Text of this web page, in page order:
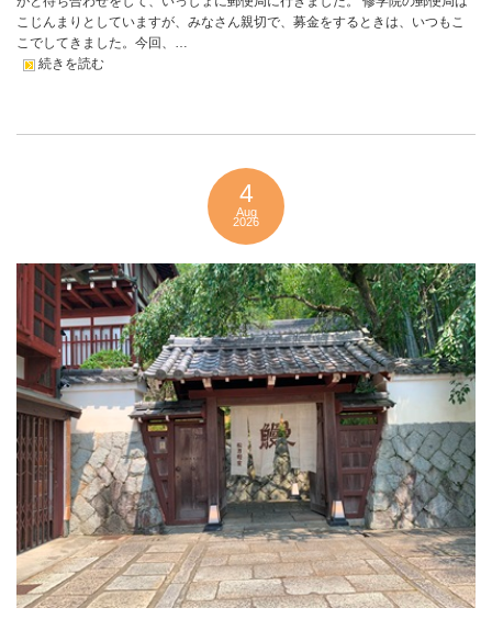
こじんまりとしていますが、みなさん親切で、募金をするときは、いつもこ
こでしてきました。今回、…
続きを読む
4
Aug
2026